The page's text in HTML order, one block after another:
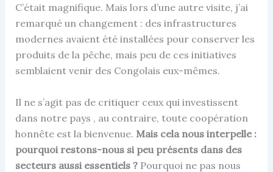
C’était magnifique. Mais lors d’une autre visite, j’ai
remarqué un changement : des infrastructures
modernes avaient été installées pour conserver les
produits de la pêche, mais peu de ces initiatives
semblaient venir des Congolais eux-mêmes.
Il ne s’agit pas de critiquer ceux qui investissent
dans notre pays , au contraire, toute coopération
honnête est la bienvenue. Mais cela nous interpelle :
pourquoi restons-nous si peu présents dans des
secteurs aussi essentiels ?Pourquoi ne pas nous